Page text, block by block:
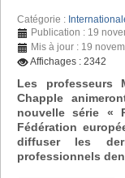
Catégorie :
Publication : 19
Mis à jour : 19
Affichages : 2342
Les professeurs
Chapple
nouvelle série «
Fédération
diffuser les
professionnels